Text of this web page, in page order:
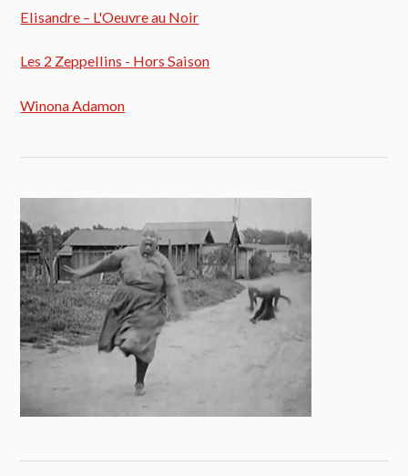
Elisandre – L'Oeuvre au Noir
Les 2 Zeppellins - Hors Saison
Winona Adamon